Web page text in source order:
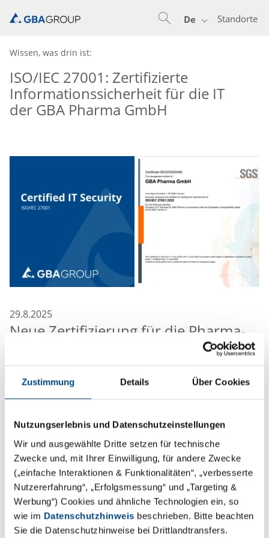
Zustimmung Details Über Cookies
Nutzungserlebnis und Datenschutzeinstellungen
Wir und ausgewählte Dritte setzen für technische
Zwecke und, mit Ihrer Einwilligung, für andere Zwecke
(„einfache Interaktionen & Funktionalitäten“, „verbesserte
Nutzererfahrung“, „Erfolgsmessung“ und „Targeting &
Werbung“) Cookies und ähnliche Technologien ein, so
wie im Datenschutzhinweis beschrieben. Bitte beachten
Sie die Datenschutzhinweise bei Drittlandtransfers.
Standorte
De
Wissen, was drin ist:
ISO/IEC 27001: Zertifizierte
Informationssicherheit für die IT
der GBA Pharma GmbH
29.8.2025
Neue Zertifizierung für die Pharma-
27001 zertifiziert – dem international anerkannten
Managementsysteme (ISMS). Die Zertifizierung umfasst
die Standorte Pharmacelsus GmbH, ABF
Pharmaceutical Services GmbH, GBA Medical Device
Services GmbH sowie KaLy-Cell. Sie belegt, dass
Informationssicherheit tief in den Strukturen der
Pharma-Division der GBA Group verankert ist.
Mehr Sicherheit und Transparenz für unsere